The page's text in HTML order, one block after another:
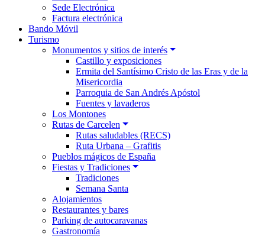
Sede Electrónica
Factura electrónica
Bando Móvil
Turismo
Monumentos y sitios de interés
Castillo y exposiciones
Ermita del Santísimo Cristo de las Eras y de la
Misericordia
Parroquia de San Andrés Apóstol
Fuentes y lavaderos
Los Montones
Rutas de Carcelen
Rutas saludables (RECS)
Ruta Urbana – Grafitis
Pueblos mágicos de España
Fiestas y Tradiciones
Tradiciones
Semana Santa
Alojamientos
Restaurantes y bares
Parking de autocaravanas
Gastronomía